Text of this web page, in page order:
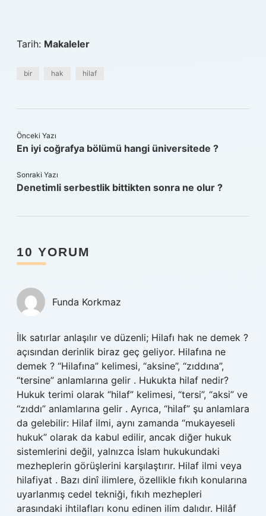
Tarih: Makaleler
bir hak hilaf
Önceki Yazı
En iyi coğrafya bölümü hangi üniversitede ?
Sonraki Yazı
Denetimli serbestlik bittikten sonra ne olur ?
10 YORUM
Funda Korkmaz
İlk satırlar anlaşılır ve düzenli; Hilafı hak ne demek ?
açısından derinlik biraz geç geliyor. Hilafına ne
demek ? “Hilafına” kelimesi, “aksine”, “zıddına”,
“tersine” anlamlarına gelir . Hukukta hilaf nedir?
Hukuk terimi olarak “hilaf” kelimesi, “tersi”, “aksi” ve
“zıddı” anlamlarına gelir . Ayrıca, “hilaf” şu anlamlara
da gelebilir: Hilaf ilmi, aynı zamanda “mukayeseli
hukuk” olarak da kabul edilir, ancak diğer hukuk
sistemlerini değil, yalnızca İslam hukukundaki
mezheplerin görüşlerini karşılaştırır. Hilaf ilmi veya
hilafiyat . Bazı dinî ilimlere, özellikle fıkıh konularına
uyarlanmış cedel tekniği, fıkıh mezhepleri
arasındaki ihtilafları konu edinen ilim dalıdır. Hilâf